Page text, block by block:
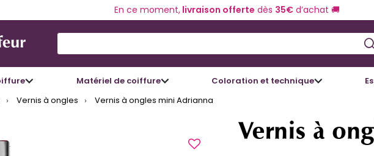
En ce moment,livraison offerte dès 35€d’achat 🚚
Matériel de coiffure Coloration et technique
Vernis à ongles Vernis à ongles mini Adrianna
Vernis à